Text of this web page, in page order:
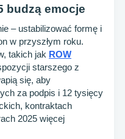
budzą emocje
– ustabilizować formę i
w przyszłym roku.
takich jak ROW
starszego z
się, aby
za podpis i 12 tysięcy
kontraktach
2025 więcej